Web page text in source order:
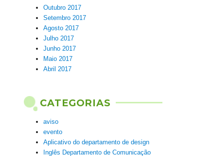
Outubro 2017
Setembro 2017
Agosto 2017
Julho 2017
Junho 2017
Maio 2017
Abril 2017
CATEGORIAS
aviso
evento
Aplicativo do departamento de design
Inglês Departamento de Comunicação